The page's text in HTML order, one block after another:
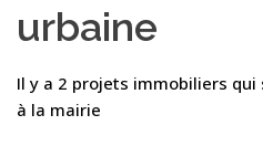
urbaine
Il y a 2 projets immobiliers qui
à la mairie